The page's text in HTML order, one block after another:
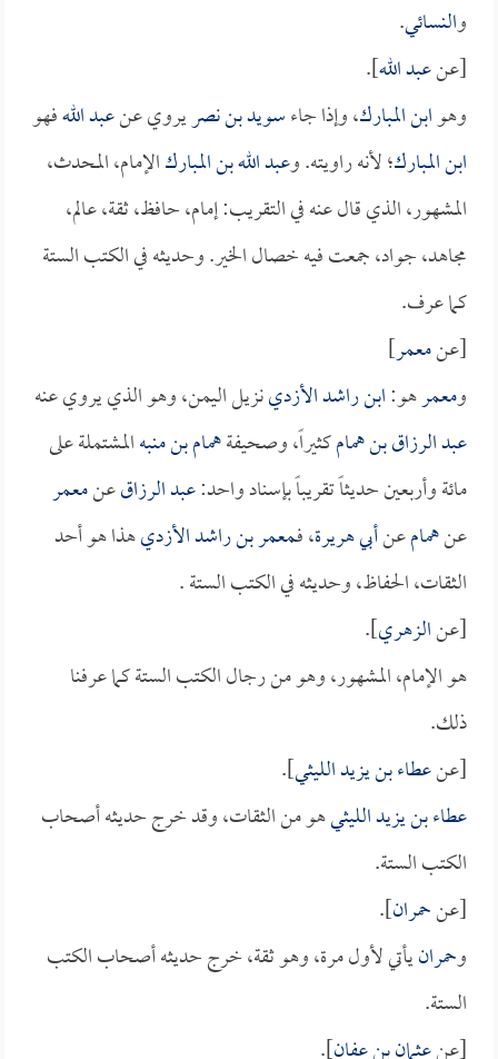
والنسائي.
[عنعبد الله].
وهوابن المبارك، وإذا جاءسويد بن نصريروي عنعبد اللهفهو
ابن المبارك؛ لأنه راويته. وعبد الله بن المباركالإمام، المحدث،
المشهور، الذي قال عنه في التقريب: إمام، حافظ، ثقة، عالم،
مجاهد، جواد، جمعت فيه خصال الخير. وحديثه في الكتب الستة
كما عرف.
[عنمعمر]
ومعمرهو:ابن راشد الأزدينزيل اليمن، وهو الذي يروي عنه
عبد الرزاق بن همامكثيراً، وصحيفةهمام بن منبهالمشتملة على
مائة وأربعين حديثاً تقريباً بإسناد واحد:عبد الرزاقعنمعمر
عنهمامعنأبي هريرة، فـمعمر بن راشد الأزديهذا هو أحد
الثقات، الحفاظ، وحديثه في الكتب الستة .
[عنالزهري].
هو الإمام، المشهور، وهو من رجال الكتب الستة كما عرفنا
ذلك.
[عنعطاء بن يزيد الليثي].
عطاء بن يزيد الليثيهو من الثقات، وقد خرج حديثه أصحاب
الكتب الستة.
[عنحمران].
وحمرانيأتي لأول مرة، وهو ثقة، خرج حديثه أصحاب الكتب
الستة.